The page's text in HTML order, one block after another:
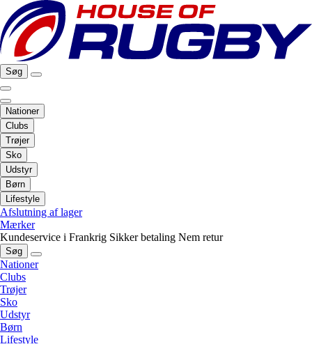
Søg
Nationer
Clubs
Trøjer
Sko
Udstyr
Børn
Lifestyle
Afslutning af lager
Mærker
Kundeservice i Frankrig Sikker betaling Nem retur
Søg
Nationer
Clubs
Trøjer
Sko
Udstyr
Børn
Lifestyle